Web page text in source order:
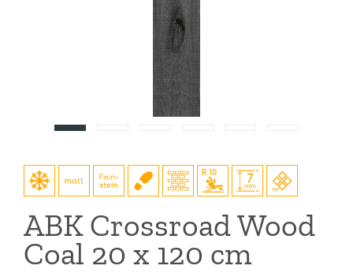
ABK Crossroad Wood
Coal 20 x 120 cm